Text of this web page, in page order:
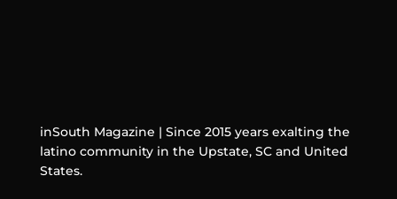
inSouth Magazine | Since 2015 years exalting the
latino community in the Upstate, SC and United
States.